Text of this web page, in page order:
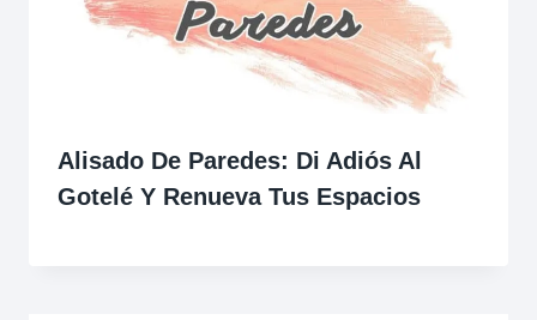
Alisado De Paredes: Di Adiós Al
Gotelé Y Renueva Tus Espacios